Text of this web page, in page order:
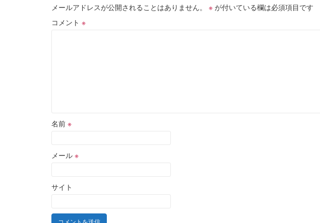
メールアドレスが公開されることはありません。
※ が付いている欄は必須項目です
コメント ※
名前 ※
メール ※
サイト